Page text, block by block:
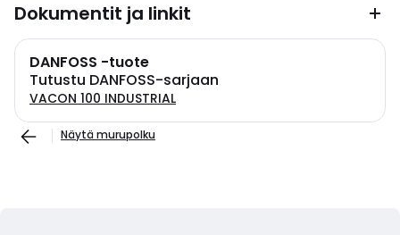
Dokumentit ja linkit
DANFOSS -tuote
Tutustu DANFOSS-sarjaan
VACON 100 INDUSTRIAL
Näytä murupolku